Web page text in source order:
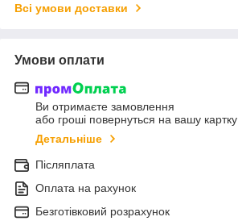
Всі умови доставки
Умови оплати
Ви отримаєте замовлення
або гроші повернуться на вашу картку
Детальніше
Післяплата
Оплата на рахунок
Безготівковий розрахунок